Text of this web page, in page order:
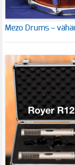
Mezo Drums –